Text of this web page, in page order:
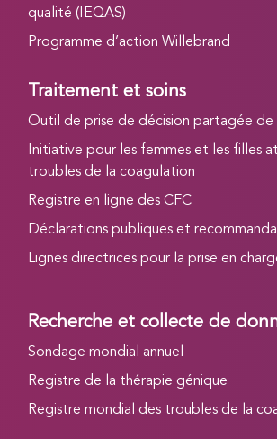
qualité (IEQAS)
Programme d’action Willebrand
Traitement et soins
Outil de prise de décision partagée de
Initiative pour les femmes et les filles
troubles de la coagulation
Registre en ligne des CFC
Déclarations publiques et
Lignes directrices pour la prise en
Recherche et collecte de
Sondage mondial annuel
Registre de la thérapie génique
Registre mondial des troubles de la